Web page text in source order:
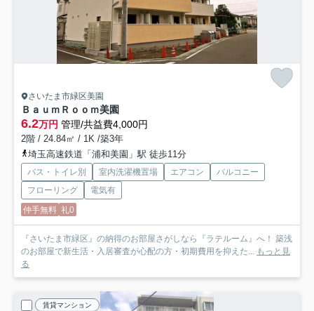
さいたま市緑区美園
ＢａｕｍＲｏｏｍ美園
6.2万円 管理/共益費4,000円
2階 / 24.84㎡ / 1K /築3年
埼玉高速鉄道「浦和美園」駅 徒歩11分
バス・トイレ別 室内洗濯機置場 エアコン
バルコニー
フローリング
電気有
仲手無料 礼0
『さいたま市緑区』の納得のお部屋さがしなら『ラテルーム』へ！ 築浅
のお部屋で新生活・入居審査が心配の方・初期費用を抑えた... もっと見
る
賃貸マンション